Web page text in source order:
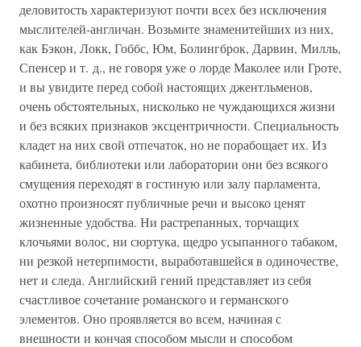
деловитость характеризуют почти всех без исключения
мыслителей-англичан. Возьмите знаменитейших из них,
как Бэкон, Локк, Гоббс, Юм, Болингброк, Дарвин, Милль,
Спенсер и т. д., не говоря уже о лорде Маколее или Гроте,
и вы увидите перед собой настоящих джентльменов,
очень обстоятельных, нисколько не чуждающихся жизни
и без всяких признаков эксцентричности. Специальность
кладет на них свой отпечаток, но не порабощает их. Из
кабинета, библиотеки или лаборатории они без всякого
смущения переходят в гостиную или залу парламента,
охотно произносят публичные речи и высоко ценят
жизненные удобства. Ни растрепанных, торчащих
клочьями волос, ни сюртука, щедро усыпанного табаком,
ни резкой нетерпимости, выработавшейся в одиночестве,
нет и следа. Английский гений представляет из себя
счастливое сочетание романского и германского
элементов. Оно проявляется во всем, начиная с
внешности и кончая способом мысли и способом